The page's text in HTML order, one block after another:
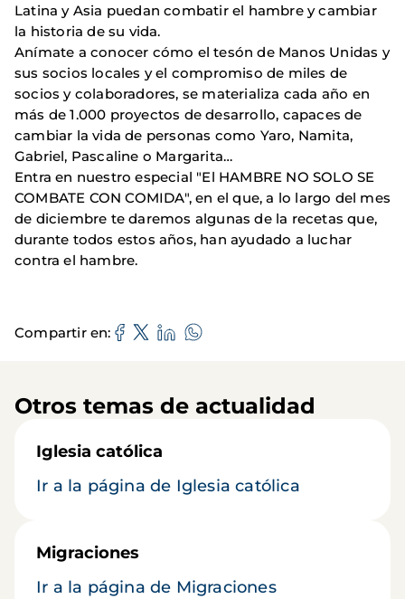
Latina y Asia puedan combatir el hambre y cambiar
la historia de su vida.
Anímate a conocer cómo el tesón de Manos Unidas y
sus socios locales y el compromiso de miles de
socios y colaboradores, se materializa cada año en
más de 1.000 proyectos de desarrollo, capaces de
cambiar la vida de personas como Yaro, Namita,
Gabriel, Pascaline o Margarita…
Entra en nuestro especial "El HAMBRE NO SOLO SE
COMBATE CON COMIDA", en el que, a lo largo del mes
de diciembre te daremos algunas de la recetas que,
durante todos estos años, han ayudado a luchar
contra el hambre.
Compartir en
Otros temas de actualidad
Iglesia católica
Ir a la página de Iglesia católica
Migraciones
Ir a la página de Migraciones